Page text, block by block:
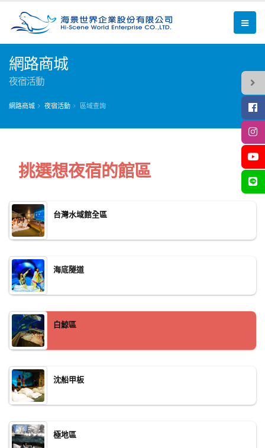
網路商城
夜宿活動
網路商城 夜宿活動 區域查詢
挑選想夜宿的館區
台灣水域館全區
海底隧道
白鯨區
沈船甲板
極地區